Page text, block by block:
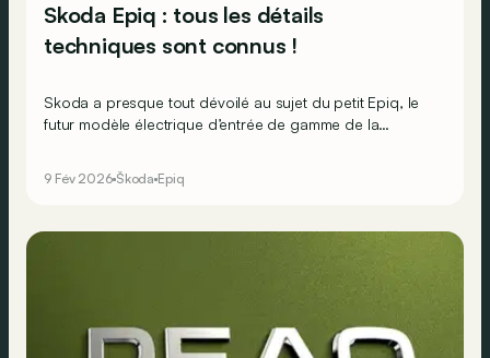
Skoda Epiq : tous les détails
techniques sont connus !
Skoda a presque tout dévoilé au sujet du petit Epiq, le
futur modèle électrique d’entrée de gamme de la
: Epiq 35, Epiq 40 et Epiq 55, avec un prix de départ
attendu autour de 25.000 euros.
9 Fév 2026 Škoda Epiq